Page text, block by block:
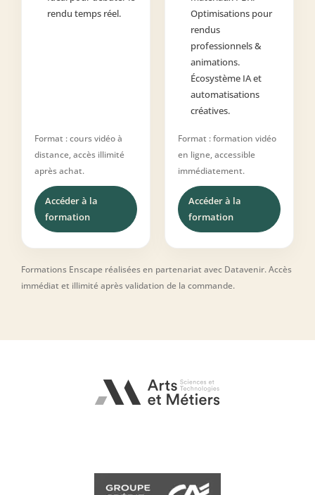
rendu temps réel.
Format : cours vidéo à
distance, accès illimité
après achat.
Accéder à la
formation
Optimisations pour
rendus
professionnels &
animations.
Écosystème IA et
automatisations
créatives.
Format : formation vidéo
en ligne, accessible
immédiatement.
Accéder à la
formation
Formations Enscape réalisées en partenariat avec Datavenir. Accès
immédiat et illimité après validation de la commande.